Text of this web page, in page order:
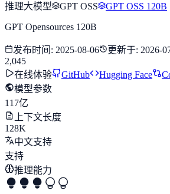
推理大模型 GPT OSS GPT OSS 120B
GPT Opensources 120B
发布时间 : 2025-08-06 更新于: 2026-
2,045
在线体验
GitHub Hugging Face
模型参数
117亿
上下文长度
128K
中文支持
支持
推理能力